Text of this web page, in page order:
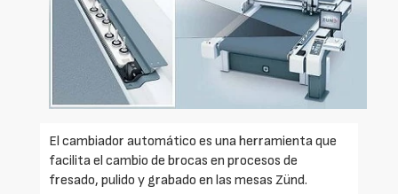
El cambiador automático es una herramienta que
facilita el cambio de brocas en procesos de
fresado, pulido y grabado en las mesas Zünd.